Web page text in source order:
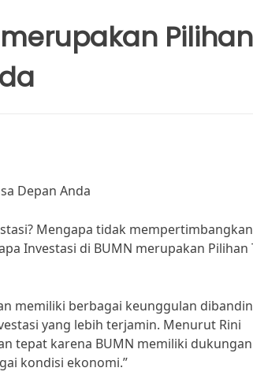
Pilihan
Depan Anda
Mengapa tidak mempertimbangkan
Investasi di BUMN merupakan Pilihan
memiliki berbagai keunggulan
yang lebih terjamin. Menurut Rini
tepat karena BUMN memiliki dukungan
kondisi ekonomi.”